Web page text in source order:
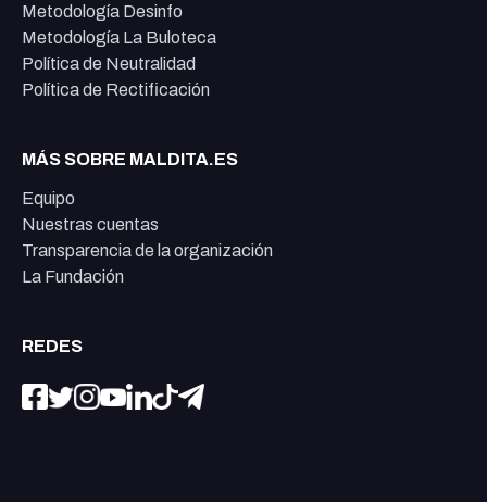
Metodología Desinfo
Metodología La Buloteca
Política de Neutralidad
Política de Rectificación
MÁS SOBRE MALDITA.ES
Equipo
Nuestras cuentas
Transparencia de la organización
La Fundación
REDES